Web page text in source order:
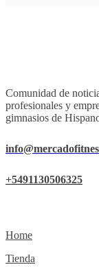
Comunidad de
profesionales y
gimnasios de
+5491130506325
Home
Tienda